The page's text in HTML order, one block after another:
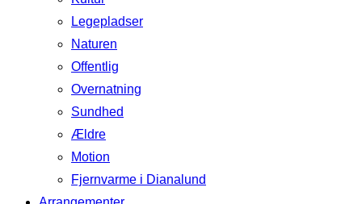
Legepladser
Naturen
Offentlig
Overnatning
Sundhed
Ældre
Motion
Fjernvarme i Dianalund